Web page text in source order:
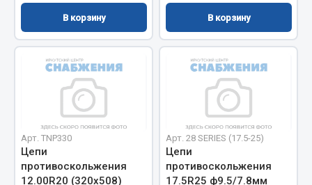
Колеса и шины
Система охлаждения
Подвеска
Кабина
Оперение кабины
Весь раздел
Запчасти FAW
В корзину В корзину
Арт. TNP330
Цепи
противоскольжения
12.00R20 (320х508)
Арт. 28 SERIES (17.5-25)
Цепи
противоскольжения
17.5R25 ф9.5/7.8мм